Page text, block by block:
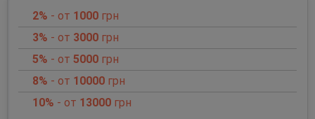
2% - от 1000 грн
3% - от 3000 грн
5% - от 5000 грн
8% - от 10000 грн
10% - от 13000 грн